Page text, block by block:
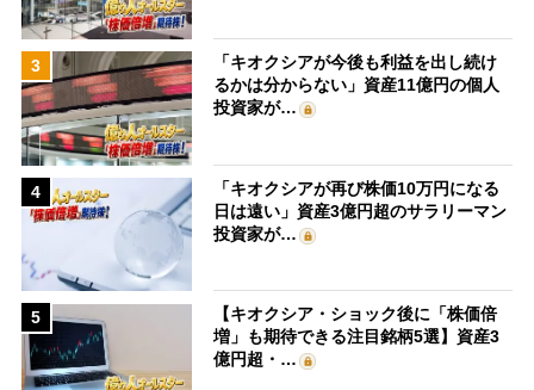
3
「キオクシアが今後も利益を出し続け
るかは分からない」資産11億円の個人
投資家が…
4
「キオクシアが再び株価10万円になる
日は遠い」資産3億円超のサラリーマン
投資家が…
5
【キオクシア・ショック後に「株価倍
増」も期待できる注目銘柄5選】資産3
億円超・…